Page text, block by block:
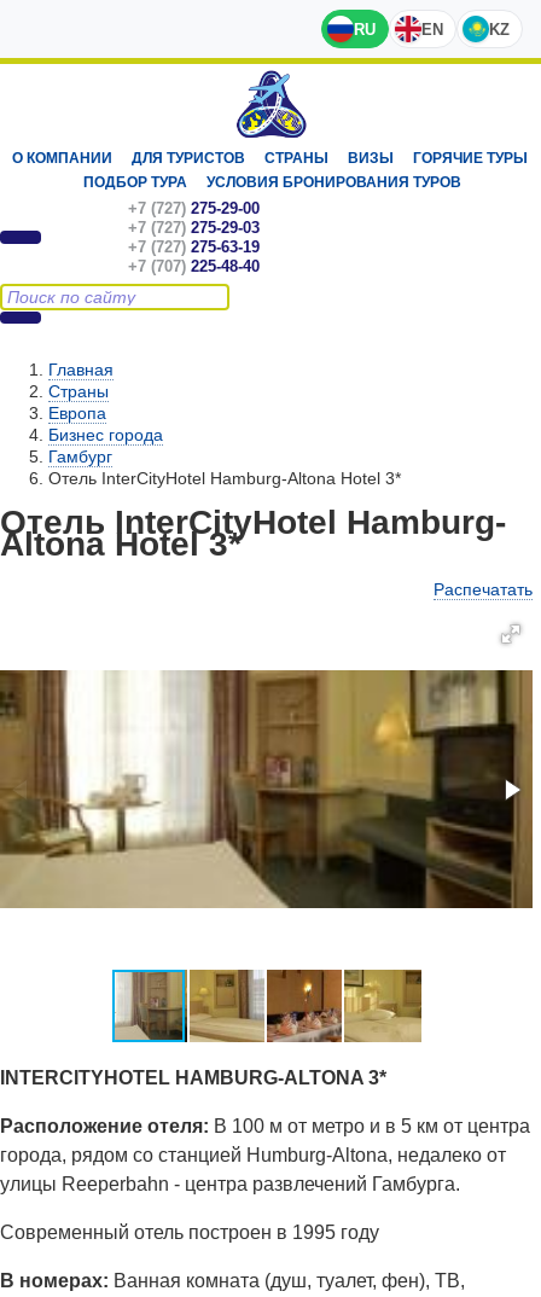
RU EN KZ
О КОМПАНИИ ДЛЯ ТУРИСТОВ СТРАНЫ ВИЗЫ
ГОРЯЧИЕ ТУРЫ
ПОДБОР ТУРА
УСЛОВИЯ БРОНИРОВАНИЯ ТУРОВ
+7 (727) 275-29-00
+7 (727) 275-29-03
+7 (727) 275-63-19
+7 (707) 225-48-40
Главная
Страны
Европа
Бизнес города
Гамбург
Отель InterCityHotel Hamburg-Altona Hotel 3*
Отель InterCityHotel Hamburg-
Altona Hotel 3*
Распечатать
INTERCITYHOTEL HAMBURG-ALTONA 3*
Расположение отеля: В 100 м от метро и в 5 км от центра
города, рядом со станцией Humburg-Altona, недалеко от
улицы Reeperbahn - центра развлечений Гамбурга.
Современный отель построен в 1995 году
В номерах: Ванная комната (душ, туалет, фен), ТВ,